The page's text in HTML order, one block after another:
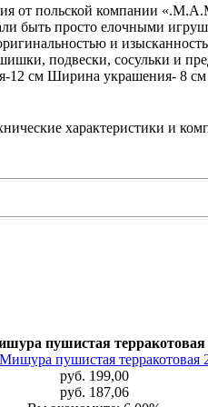
от польской компании
быть просто елочными
и
подвески, сосульки и
12 см Ширина украшения- 8 см
характеристики и
пушистая терракотовая
руб. 199,00
руб. 187,06